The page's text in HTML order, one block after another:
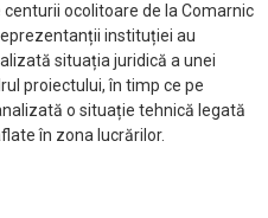
ocolitoare de la Comarnic
instituției au
situația juridică a unei
proiectului, în timp ce pe
o situație tehnică legată
în zona lucrărilor.